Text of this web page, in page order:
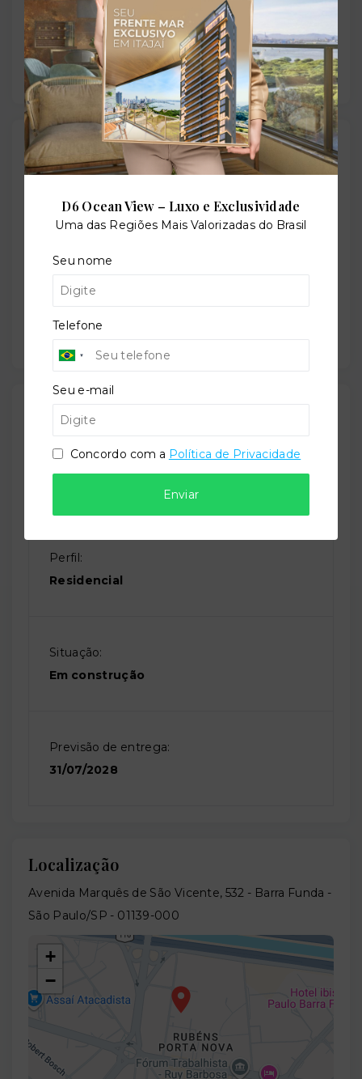
Solarium
Valores
Aceita Financiamento:
Sim
Minha Casa Minha Vida:
Outras Informações
Referência:
Perfil:
Residencial
Situação:
Em construção
Previsão de entrega:
31/07/2028
Localização
Avenida Marquês de São Vicente, 532 - Barra Funda -
São Paulo/SP - 01139-000
+
−
D6 Ocean View – Luxo e Exclusividade
Uma das Regiões Mais Valorizadas do Brasil
Seu nome
Telefone
Seu e-mail
Concordo com a Política de Privacidade
Enviar